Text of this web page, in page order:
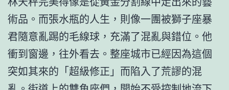
術品。而張水瓶的人生，則像一團被獅子座暴
君隨意亂踢的毛線球，充滿了混亂與錯位。他
衝到窗邊，往外看去。整座城市已經因為這個
突如其來的「超級修正」而陷入了荒謬的混